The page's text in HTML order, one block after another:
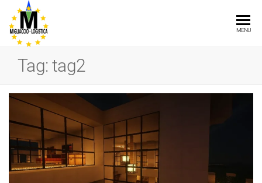
contenuto
LOGISTICA
MENU
Tag: tag2